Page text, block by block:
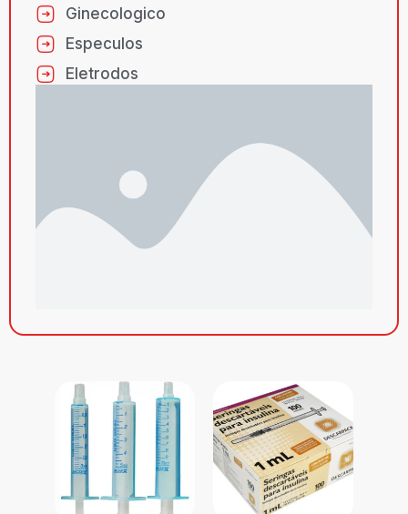
Ginecologico
Especulos
Eletrodos